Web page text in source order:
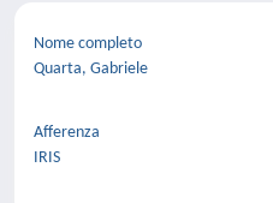
Nome completo
Quarta, Gabriele
Afferenza
IRIS